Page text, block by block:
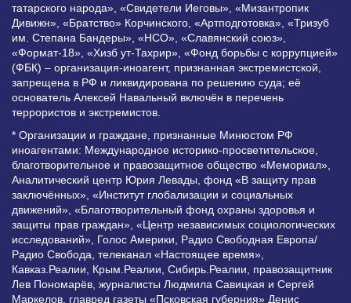
татарского народа», «Свидетели Иеговы», «Мизантропик
Дивижн», «Братство» Корчинского, «Артподготовка», «Тризуб
им. Степана Бандеры», «НСО», «Славянский союз»,
«Формат-18», «Хизб ут-Тахрир», «Фонд борьбы с коррупцией»
(ФБК) – организация-иноагент, признанная экстремистской,
запрещена в РФ и ликвидирована по решению суда; её
основатель Алексей Навальный включён в перечень
террористов и экстремистов.
* Организации и граждане, признанные Минюстом РФ
иноагентами: Международное историко-просветительское,
благотворительное и правозащитное общество «Мемориал»,
Аналитический центр Юрия Левады, фонд «В защиту прав
заключённых», «Институт глобализации и социальных
движений», «Благотворительный фонд охраны здоровья и
защиты прав граждан», «Центр независимых социологических
исследований», Голос Америки, Радио Свободная Европа/
Радио Свобода, телеканал «Настоящее время»,
Кавказ.Реалии, Крым.Реалии, Сибирь.Реалии, правозащитник
Лев Пономарёв, журналисты Людмила Савицкая и Сергей
Маркелов, главред газеты «Псковская губерния» Денис